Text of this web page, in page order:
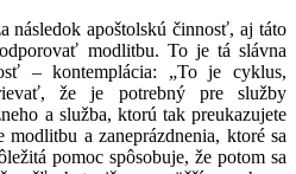
následok apoštolskú činnosť, aj táto
modlitbu. To je tá slávna
– kontemplácia: „To je cyklus,
že je potrebný pre služby
a služba, ktorú tak preukazujete
a zaneprázdnenia, ktoré sa
pomoc spôsobuje, že potom sa